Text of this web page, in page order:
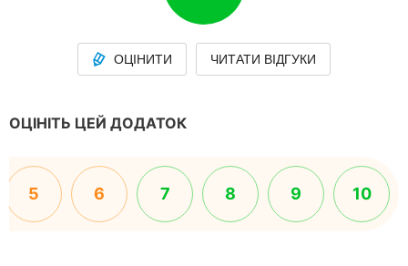
ОЦІНИТИ ЧИТАТИ ВІДГУКИ
ОЦІНІТЬ ЦЕЙ ДОДАТОК
5 6 7 8 9 10